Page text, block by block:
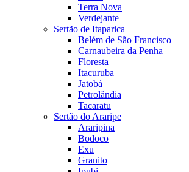
Terra Nova
Verdejante
Sertão de Itaparica
Belém de São Francisco
Carnaubeira da Penha
Floresta
Itacuruba
Jatobá
Petrolândia
Tacaratu
Sertão do Araripe
Araripina
Bodoco
Exu
Granito